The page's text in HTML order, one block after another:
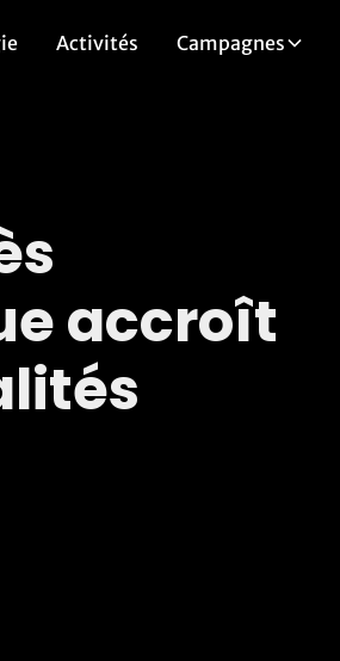
Activités Campagnes
accroît